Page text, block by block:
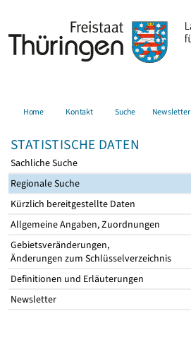
Home Kontakt Suche Newsletter
STATISTISCHE DATEN
Sachliche Suche
Regionale Suche
Kürzlich bereitgestellte Daten
Allgemeine Angaben, Zuordnungen
Gebietsveränderungen,
Änderungen zum Schlüsselverzeichnis
Definitionen und Erläuterungen
Newsletter